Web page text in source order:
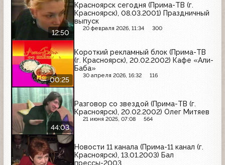
12:50
Красноярск сегодня (Прима-ТВ (г.
Красноярск), 08.03.2001) Праздничный
выпуск
20 февраля 2026, 11:34 300
00:25
Короткий рекламный блок (Прима-ТВ
(г. Красноярск), 20.02.2002) Кафе «Али-
Баба»
30 апреля 2026, 16:32 116
44:03
Разговор со звездой (Прима-ТВ (г.
Красноярск), 20.02.2002) Олег Митяев
21 июня 2025, 07:08 564
Новости 11 канала (Прима-11 канал (г.
Красноярск), 13.01.2003) Бал
прессы-2003